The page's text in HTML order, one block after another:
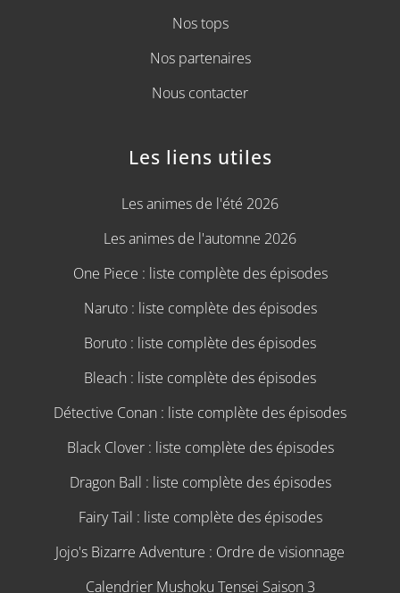
Nos tops
Nos partenaires
Nous contacter
Les liens utiles
Les animes de l'été 2026
Les animes de l'automne 2026
One Piece : liste complète des épisodes
Naruto : liste complète des épisodes
Boruto : liste complète des épisodes
Bleach : liste complète des épisodes
Détective Conan : liste complète des épisodes
Black Clover : liste complète des épisodes
Dragon Ball : liste complète des épisodes
Fairy Tail : liste complète des épisodes
Jojo's Bizarre Adventure : Ordre de visionnage
Calendrier Mushoku Tensei Saison 3